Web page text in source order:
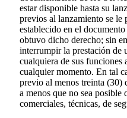
estar disponible hasta su
previos al lanzamiento se
establecido en el
obtuvo dicho derecho; sin
interrumpir la prestación de
cualquiera de sus funciones
cualquier momento. En tal
previo al menos treinta (30)
a menos que no sea posible
comerciales, técnicas, de